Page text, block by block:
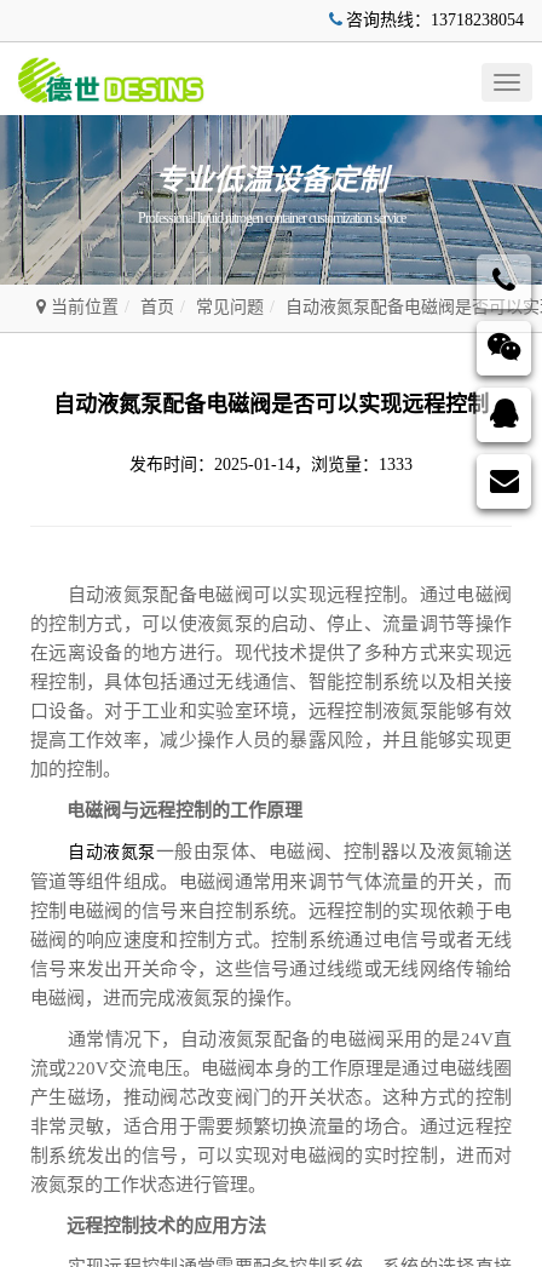
咨询热线：13718238054
专业低温设备定制
Professional liquid nitrogen container customization service
当前位置 首页 常见问题 自动液氮泵配备电磁阀是否可以
自动液氮泵配备电磁阀是否可以实现远程控制
发布时间：2025-01-14，浏览量：1333
自动液氮泵配备电磁阀可以实现远程控制。通过电磁阀
的控制方式，可以使液氮泵的启动、停止、流量调节等操作
在远离设备的地方进行。现代技术提供了多种方式来实现远
程控制，具体包括通过无线通信、智能控制系统以及相关接
口设备。对于工业和实验室环境，远程控制液氮泵能够有效
提高工作效率，减少操作人员的暴露风险，并且能够实现更
加的控制。
电磁阀与远程控制的工作原理
自动液氮泵 一般由泵体、电磁阀、控制器以及液氮输送
管道等组件组成。电磁阀通常用来调节气体流量的开关，而
控制电磁阀的信号来自控制系统。远程控制的实现依赖于电
磁阀的响应速度和控制方式。控制系统通过电信号或者无线
信号来发出开关命令，这些信号通过线缆或无线网络传输给
电磁阀，进而完成液氮泵的操作。
通常情况下，自动液氮泵配备的电磁阀采用的是24V直
流或220V交流电压。电磁阀本身的工作原理是通过电磁线圈
产生磁场，推动阀芯改变阀门的开关状态。这种方式的控制
非常灵敏，适合用于需要频繁切换流量的场合。通过远程控
制系统发出的信号，可以实现对电磁阀的实时控制，进而对
液氮泵的工作状态进行管理。
远程控制技术的应用方法